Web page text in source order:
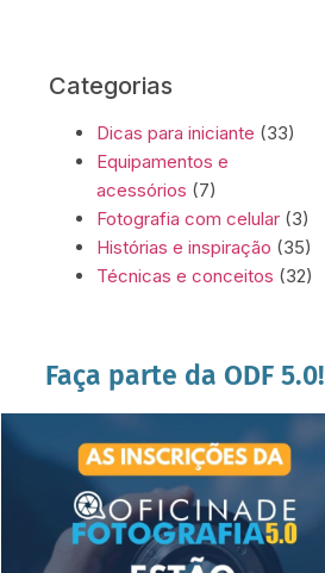
Categorias
Dicas para iniciante (33)
Equipamentos e
acessórios (7)
Fotografia com celular(3)
Histórias e inspiração (35)
Técnicas e conceitos (32)
Faça parte da ODF 5.0!